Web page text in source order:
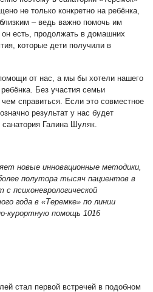
не только конкретно на ребёнка,
– ведь важно помочь им
он есть, продолжать в домашних
которые дети получили в
от нас, а мы бы хотели нашего
Без участия семьи
справиться. Если это совместное
результат у нас будет
Галина Шуляк.
новые инновационные методики,
полутора тысяч пациентов в
психоневрологической
года в «Теремке» по линии
курортную помощь 1016
стал первой встречей в подобном